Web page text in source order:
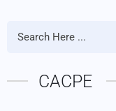
CACPE